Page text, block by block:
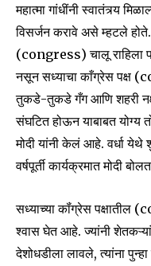
महात्मा गांधींनी स्वातंत्र्य
विसर्जन करावे असे म्हटले
(congress) चालू राहिला
नसून सध्याचा काँग्रेस पक्ष
तुकडे-तुकडे गँग आणि शहरी
संघटित होऊन याबाबत योग्य
मोदी यांनी केलं आहे. वर्धा येथे
वर्षपूर्ती कार्यक्रमात मोदी
सध्याच्या कॉंग्रेस पक्षातील
श्वास घेत आहे. ज्यांनी
देशोधडीला लावले, त्यांना